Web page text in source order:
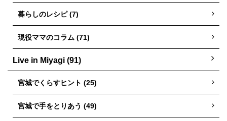
暮らしのレシピ (7)
現役ママのコラム (71)
Live in Miyagi (91)
宮城でくらすヒント (25)
宮城で手をとりあう (49)